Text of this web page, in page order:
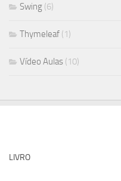
Swing (6)
Thymeleaf (1)
Vídeo Aulas (10)
LIVRO